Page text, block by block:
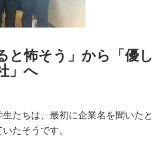
と怖そう」から「優し
」へ
たちは、最初に企業名を聞いたと
たそうです。